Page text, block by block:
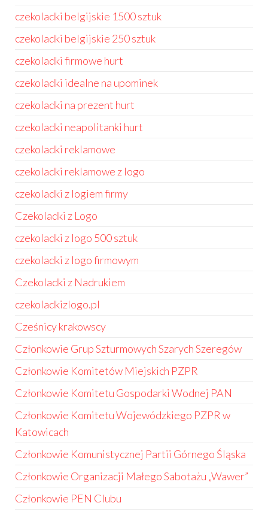
czekoladki belgijskie 1500 sztuk
czekoladki belgijskie 250 sztuk
czekoladki firmowe hurt
czekoladki idealne na upominek
czekoladki na prezent hurt
czekoladki neapolitanki hurt
czekoladki reklamowe
czekoladki reklamowe z logo
czekoladki z logiem firmy
Czekoladki z Logo
czekoladki z logo 500 sztuk
czekoladki z logo firmowym
Czekoladki z Nadrukiem
czekoladkizlogo.pl
Cześnicy krakowscy
Członkowie Grup Szturmowych Szarych Szeregów
Członkowie Komitetów Miejskich PZPR
Członkowie Komitetu Gospodarki Wodnej PAN
Członkowie Komitetu Wojewódzkiego PZPR w
Katowicach
Członkowie Komunistycznej Partii Górnego Śląska
Członkowie Organizacji Małego Sabotażu „Wawer”
Członkowie PEN Clubu